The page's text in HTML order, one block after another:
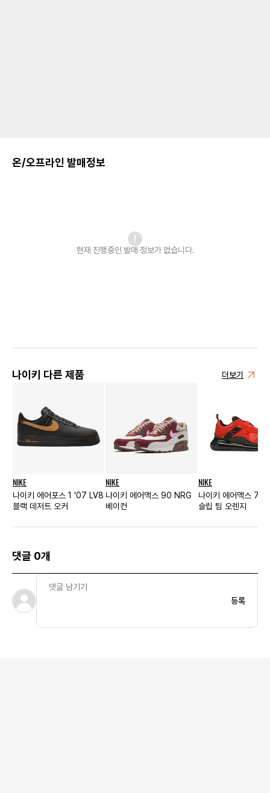
온/오프라인 발매정보
현재 진행중인 발매 정보가 없습니다.
나이키 다른 제품 더보기
NIKE
나이키 에어포스 1 '07 LV8
블랙 데저트 오커
NIKE
나이키 에어맥스 90 NRG
베이컨
NIKE
나이키 에어맥스
슬립 팀 오렌지
댓글 0개
등록